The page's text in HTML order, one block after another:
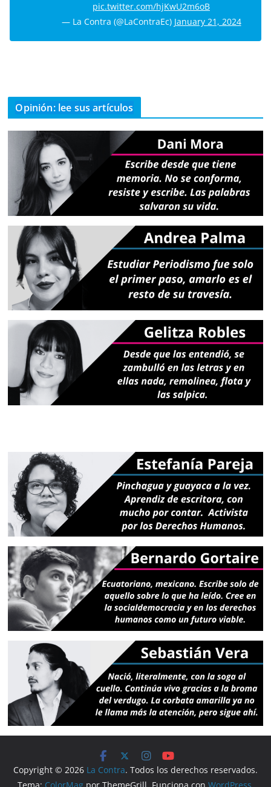
pic.twitter.com/hjKwU2m6oB
— La Contra (@LaContraEc) January 21, 2024
Opinión: lee sus artículos
Copyright © 2026 La Contra. Todos los derechos reservados.
Tema: ColorMagpor ThemeGrill. Funciona con WordPress